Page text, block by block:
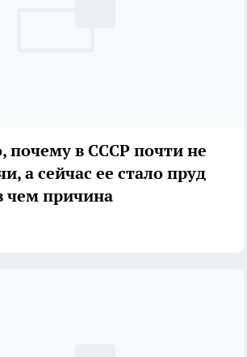
почему в СССР почти не
а сейчас ее стало пруд
чем причина